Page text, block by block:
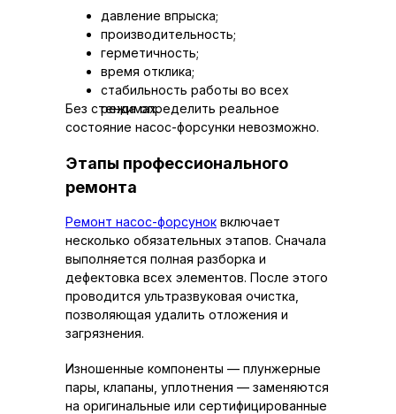
Без стенда определить реальное
состояние насос-форсунки невозможно.
давление впрыска;
производительность;
герметичность;
время отклика;
стабильность работы во всех
режимах.
Этапы профессионального
ремонта
Ремонт насос-форсунок включает
несколько обязательных этапов. Сначала
выполняется полная разборка и
дефектовка всех элементов. После этого
проводится ультразвуковая очистка,
позволяющая удалить отложения и
загрязнения.
Изношенные компоненты — плунжерные
пары, клапаны, уплотнения — заменяются
на оригинальные или сертифицированные